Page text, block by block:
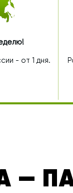
- от 1 дня.
—